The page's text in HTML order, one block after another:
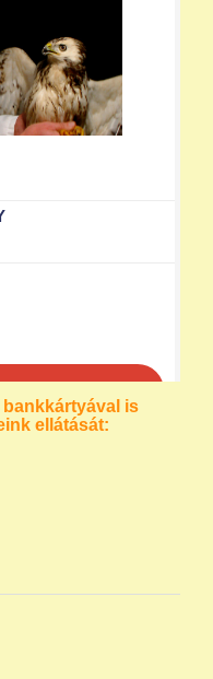
bankkártyával is
ellátását: